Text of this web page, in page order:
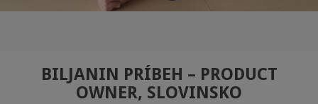
PRACOVIŠTĚ
BILJANIN PRÍBEH – PRODUCT
OWNER, SLOVINSKO